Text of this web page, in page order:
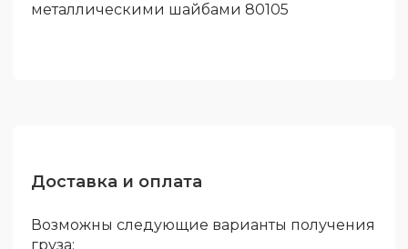
металлическими шайбами 80105
Доставка и оплата
Возможны следующие варианты получения
груза: